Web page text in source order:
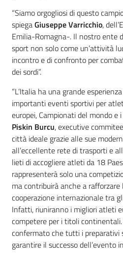
“Siamo orgogliosi di questo
spiegaGiuseppe Varricchio,
Emilia-Romagna-. Il nostro ente
sport non solo come un’attività
incontro e di confronto per
dei sordi”.
“L’Italia ha una grande
importanti eventi sportivi per
europei, Campionati del mondo
Piskin Burcu, executive commitee
città ideale grazie alle sue
all’eccellente rete di trasporti e
lieti di accogliere atleti da 18
rappresenterà solo una
ma contribuirà anche a rafforzare
cooperazione internazionale tra
Infatti, riuniranno i migliori atleti
competere per i titoli
confermato che tutti i
garantire il successo dell’evento